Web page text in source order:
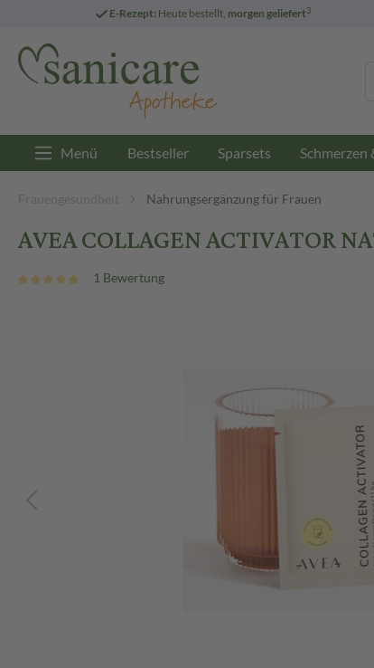
E-Rezept: Heute bestellt, morgen geliefert3
Menü Bestseller Sparsets Schmerzen
Frauengesundheit Nahrungsergänzung für Frauen
AVEA COLLAGEN ACTIVATOR
1 Bewertung